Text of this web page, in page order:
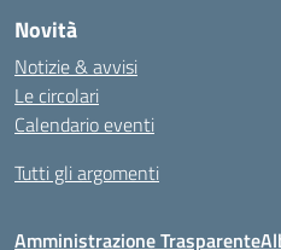
Novità
Notizie & avvisi
Le circolari
Calendario eventi
Tutti gli argomenti
Amministrazione Trasparente